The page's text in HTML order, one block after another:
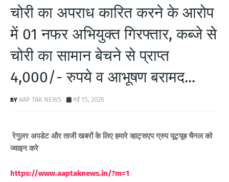
S
चोरी का अपराध कारित करने के आरोप
में 01 नफर अभियुक्त गिरफ्तार, कब्जे से
चोरी का सामान बेचने से प्राप्त
4,000/- रुपये व आभूषण बरामद...
AAP TAK NEWS मई 15, 2026
रेगुलर अपडेट और ताजी खबरों के लिए हमारे व्हाट्सएप ग्रुप यूट्यूब चैनल को
ज्वाइन करे
https://www.aaptaknews.in/?m=1